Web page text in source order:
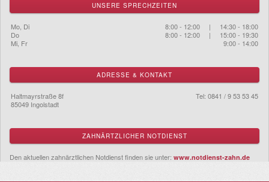
UNSERE SPRECHZEITEN
8:00 - 12:00 | 14:30 - 18:00
8:00 - 12:00 | 15:00 - 19:30
9:00 - 14:00
Mo, Di
Do
Mi, Fr
ADRESSE & KONTAKT
Tel: 0841 / 9 53 53 45
Haltmayrstraße 8f
85049 Ingolstadt
ZAHNÄRTZLICHER NOTDIENST
Den aktuellen zahnärztlichen Notdienst finden sie unter: www.notdienst-zahn.de